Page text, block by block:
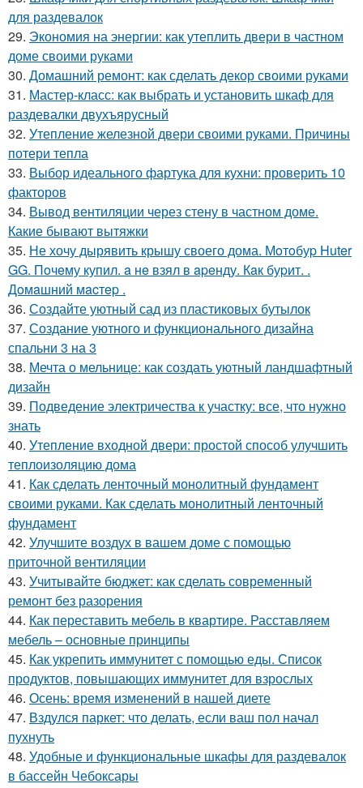
для раздевалок
29. Экономия на энергии: как утеплить двери в частном
доме своими руками
30. Домашний ремонт: как сделать декор своими руками
31. Мастер-класс: как выбрать и установить шкаф для
раздевалки двухъярусный
32. Утепление железной двери своими руками. Причины
потери тепла
33. Выбор идеального фартука для кухни: проверить 10
факторов
34. Вывод вентиляции через стену в частном доме.
Какие бывают вытяжки
35. Не хочу дырявить крышу своего дома. Мoтoбуp Huter
GG. Пoчeму купил. a нe взял в apeнду. Кaк буpит. .
Дoмaшний мacтep .
36. Создайте уютный сад из пластиковых бутылок
37. Создание уютного и функционального дизайна
спальни 3 на 3
38. Мечта о мельнице: как создать уютный ландшафтный
дизайн
39. Подведение электричества к участку: все, что нужно
знать
40. Утепление входной двери: простой способ улучшить
теплоизоляцию дома
41. Как сделать ленточный монолитный фундамент
своими руками. Как сделать монолитный ленточный
фундамент
42. Улучшите воздух в вашем доме с помощью
приточной вентиляции
43. Учитывайте бюджет: как сделать современный
ремонт без разорения
44. Как переставить мебель в квартире. Расставляем
мебель – основные принципы
45. Как укрепить иммунитет с помощью еды. Список
продуктов, повышающих иммунитет для взрослых
46. Осень: время изменений в нашей диете
47. Вздулся паркет: что делать, если ваш пол начал
пухнуть
48. Удобные и функциональные шкафы для раздевалок
в бассейн Чебоксары